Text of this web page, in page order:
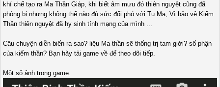
khí chế tạo ra Ma Thần Giáp, khi biết âm mưu đó thiên nguyệt cũng đã
phòng bị nhưng không thể nào đủ sức đối phó với Tu Ma, Vì bảo vệ Kiếm
Thần thiên nguyệt đã hy sinh tính mạng của mình ...
Câu chuyện diễn biến ra sao? liệu Ma thần sẽ thống trị tam giới? số phận
của kiếm thần? Bạn hãy tải game về để theo dõi tiếp.
Một số ảnh trong game.